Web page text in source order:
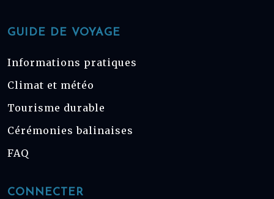
GUIDE DE VOYAGE
Informations pratiques
Climat et météo
Tourisme durable
Cérémonies balinaises
FAQ
CONNECTER